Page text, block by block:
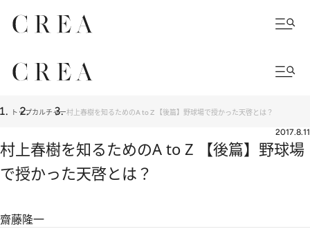
トップカルチャー村上春樹を知るためのA to Z 【後篇】野球場で授かった天啓とは？
2017.8.11
村上春樹を知るためのA to Z 【後篇】野球場
で授かった天啓とは？
齋藤隆一